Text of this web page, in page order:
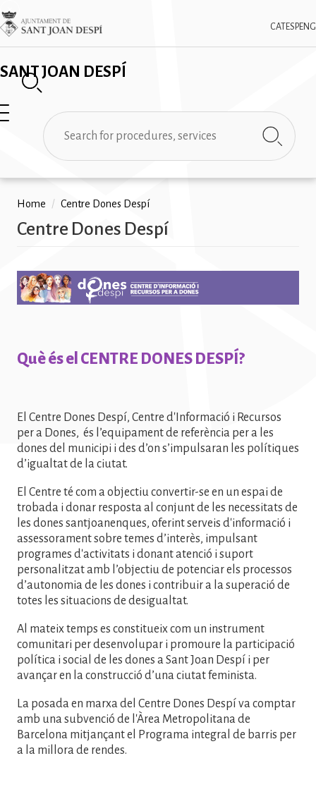
Skip
to
main
SANT JOAN DESPÍ
CAT ESPENG
Imatge
✕
Search
Breadcrumb
Home / Centre Dones Despí
Centre Dones Despí
Què és el CENTRE DONES DESPÍ?
El Centre Dones Despí, Centre d'Informació i Recursos
per a Dones, és l’equipament de referència per a les
dones del municipi i des d’on s’impulsaran les polítiques
d’igualtat de la ciutat.
El Centre té com a objectiu convertir-se en un espai de
trobada i donar resposta al conjunt de les necessitats de
les dones santjoanenques, oferint serveis d'informació i
assessorament sobre temes d’interès, impulsant
programes d'activitats i donant atenció i suport
personalitzat amb l’objectiu de potenciar els processos
d’autonomia de les dones i contribuir a la superació de
totes les situacions de desigualtat.
Al mateix temps es constitueix com un instrument
comunitari per desenvolupar i promoure la participació
política i social de les dones a Sant Joan Despí i per
avançar en la construcció d’una ciutat feminista.
La posada en marxa del Centre Dones Despí va comptar
amb una subvenció de l'Àrea Metropolitana de
Barcelona mitjançant el Programa integral de barris per
a la millora de rendes.